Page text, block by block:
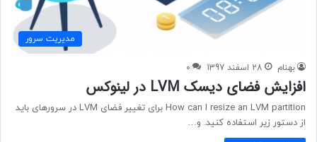
مدیریت سرور
بهنام 28 اسفند 1397 0
افزایش فضای دیسک LVM در لینوکس
How can I resize an LVM partition برای تغییر فضای LVM در سرورهای باید
از دستور زیر استفاده کنید. و…